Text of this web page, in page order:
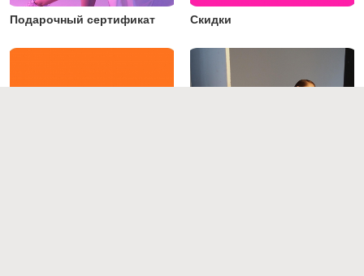
Подарочный сертификат Скидки